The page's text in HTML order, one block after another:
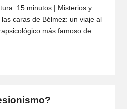
15 minutos | Misterios y
caras de Bélmez: un viaje al
más famoso de